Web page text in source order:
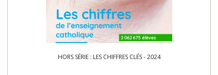
HORS SÉRIE : LES CHIFFRES CLÉS - 2024